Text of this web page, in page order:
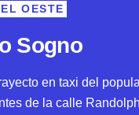
Sogno
OESTE
en taxi del
de la calle